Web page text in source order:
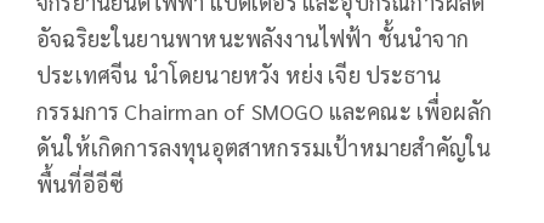
อัจฉริยะในยานพาหนะพลังงานไฟฟ้า ชั้นนำจาก
ประเทศจีน นำโดยนายหวัง หย่ง เจีย ประธาน
กรรมการ Chairman of SMOGO และคณะ เพื่อผลัก
ดันให้เกิดการลงทุนอุตสาหกรรมเป้าหมายสำคัญใน
พื้นที่อีอีซี